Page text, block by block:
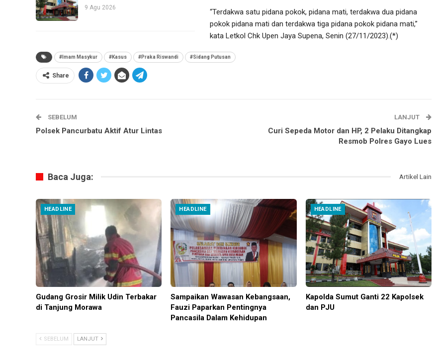
9 Agu 2026
“Terdakwa satu pidana pokok, pidana mati, terdakwa dua pidana
pokok pidana mati dan terdakwa tiga pidana pokok pidana mati,”
kata Letkol Chk Upen Jaya Supena, Senin (27/11/2023).(*)
#Imam Masykur #Kasus #Praka Riswandi #Sidang Putusan
Share
SEBELUM
Polsek Pancurbatu Aktif Atur Lintas
LANJUT
Curi Sepeda Motor dan HP, 2 Pelaku Ditangkap
Resmob Polres Gayo Lues
Baca Juga: Artikel Lain
HEADLINE
Gudang Grosir Milik Udin Terbakar
di Tanjung Morawa
HEADLINE
Sampaikan Wawasan Kebangsaan,
Fauzi Paparkan Pentingnya
Pancasila Dalam Kehidupan
HEADLINE
Kapolda Sumut Ganti 22 Kapolsek
dan PJU
SEBELUM LANJUT